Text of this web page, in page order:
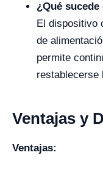
¿Qué
El dispositivo
de
permite
restablecerse
Ventajas y
Ventajas: